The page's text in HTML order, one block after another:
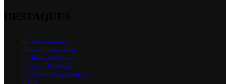
Flores Naturais
Rosas Preservadas
Subscrição Flores
Casa e Decoração
Eventos e Casamentos
Blog